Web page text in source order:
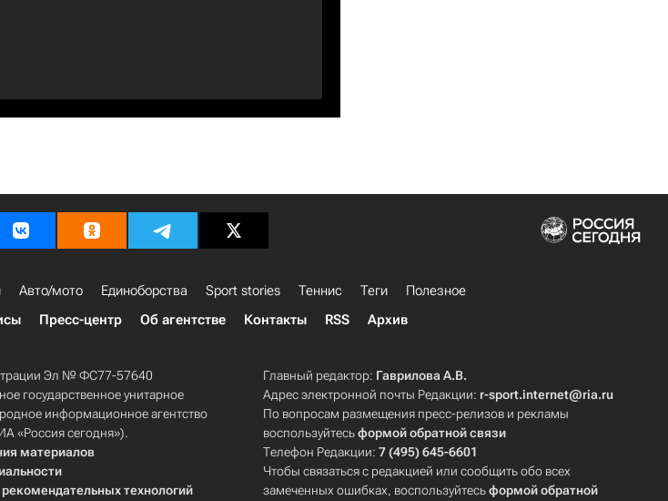
Авто/мото Единоборства Sport stories Теннис Теги
Полезное
Пресс-центр Об агентстве Контакты RSS Архив
Эл № ФС77-57640
государственное унитарное
информационное агентство
«Россия сегодня»).
материалов
технологий
Главный редактор: Гаврилова А.В.
Адрес электронной почты Редакции: r-sport.internet@ria.ru
По вопросам размещения пресс-релизов и рекламы
воспользуйтесьформой обратной связи
Телефон Редакции:7 (495) 645-6601
Чтобы связаться с редакцией или сообщить обо всех
замеченных ошибках, воспользуйтесьформой обратной